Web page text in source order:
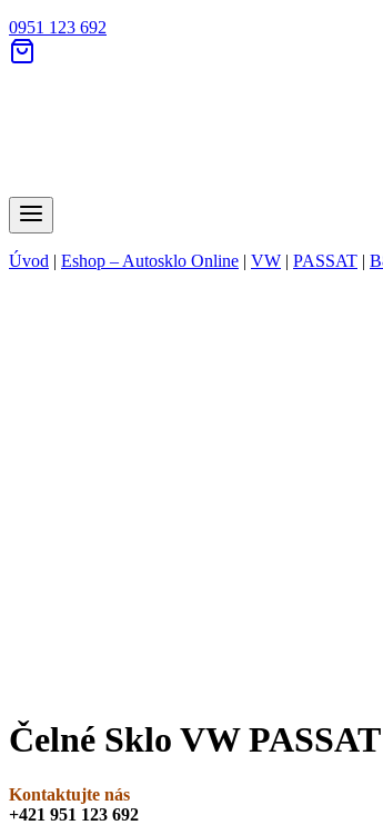
0951 123 692
Úvod | Eshop – Autosklo Online | VW | PASSAT |
Čelné Sklo VW
Kontaktujte nás
+421 951 123 692